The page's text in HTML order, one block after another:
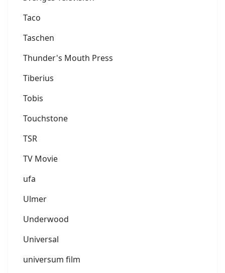
Taco
Taschen
Thunder's Mouth Press
Tiberius
Tobis
Touchstone
TSR
TV Movie
ufa
Ulmer
Underwood
Universal
universum film